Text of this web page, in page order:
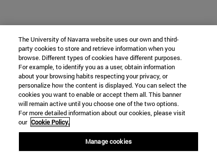
The University of Navarra website uses our own and third-
party cookies to store and retrieve information when you
browse. Different types of cookies have different purposes.
For example, to identify you as a user, obtain information
about your browsing habits respecting your privacy, or
personalize how the content is displayed. You can select the
cookies you want to enable or accept them all. This banner
will remain active until you choose one of the two options.
For more detailed information about our cookies, please visit
our Cookie Policy.
Manage cookies